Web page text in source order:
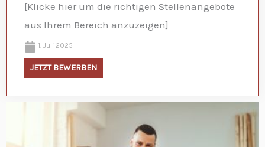
[Klicke hier um die richtigen Stellenangebote
aus Ihrem Bereich anzuzeigen]
1. Juli 2025
JETZT BEWERBEN